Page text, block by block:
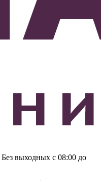
Без выходных с 08:00 до